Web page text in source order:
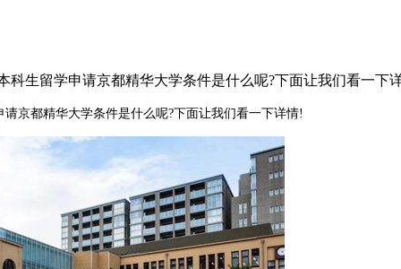
生留学申请京都精华大学条件是什么呢?下面让我们看一下
京都精华大学条件是什么呢?下面让我们看一下详情!